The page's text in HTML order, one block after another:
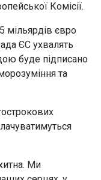
Комісії.
мільярдів євро
ЄС ухвалять
буде підписано
та
Ми